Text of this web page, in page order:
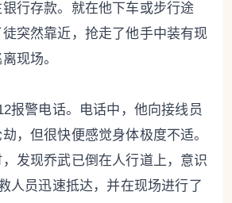
行存款。就在他下车或步行途
突然靠近，抢走了他手中装有现
现场。
报警电话。电话中，他向接线员
，但很快便感觉身体极度不适。
发现乔武已倒在人行道上，意识
人员迅速抵达，并在现场进行了